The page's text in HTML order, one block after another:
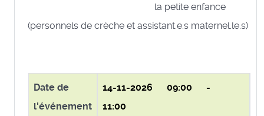
la petite enfance
(personnels de crèche et assistant.e.s maternel.le.s)
Date de
l'événement
14-11-2026 09:00 -
11:00